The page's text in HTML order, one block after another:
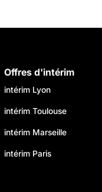
Offres d'intérim
intérim Lyon
intérim Toulouse
intérim Marseille
intérim Paris